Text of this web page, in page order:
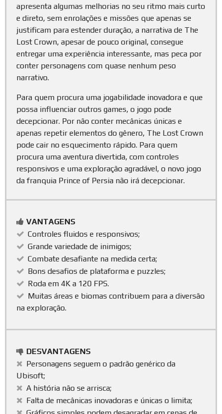
apresenta algumas melhorias no seu ritmo mais curto
e direto, sem enrolações e missões que apenas se
justificam para estender duração, a narrativa de The
Lost Crown, apesar de pouco original, consegue
entregar uma experiência interessante, mas peca por
conter personagens com quase nenhum peso
narrativo.
Para quem procura uma jogabilidade inovadora e que
possa influenciar outros games, o jogo pode
decepcionar. Por não conter mecânicas únicas e
apenas repetir elementos do gênero, The Lost Crown
pode cair no esquecimento rápido. Para quem
procura uma aventura divertida, com controles
responsivos e uma exploração agradável, o novo jogo
da franquia Prince of Persia não irá decepcionar.
VANTAGENS
Controles fluidos e responsivos;
Grande variedade de inimigos;
Combate desafiante na medida certa;
Bons desafios de plataforma e puzzles;
Roda em 4K a 120 FPS.
Muitas áreas e biomas contribuem para a diversão
na exploração.
DESVANTAGENS
Personagens seguem o padrão genérico da
Ubisoft;
A história não se arrisca;
Falta de mecânicas inovadoras e únicas o limita;